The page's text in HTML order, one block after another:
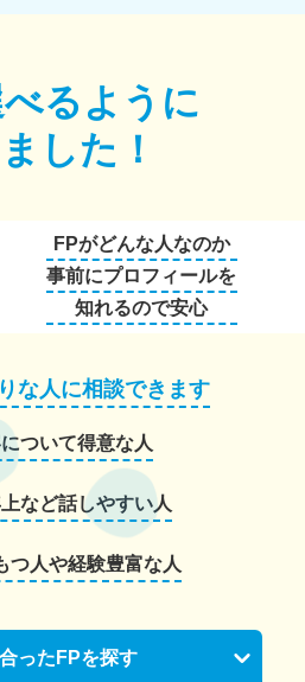
るように
した！
FPがどんな人なのか
事前にプロフィールを
知れるので安心
な人に相談できます
ついて得意な人
など話しやすい人
つ人や経験豊富な人
ったFPを探す